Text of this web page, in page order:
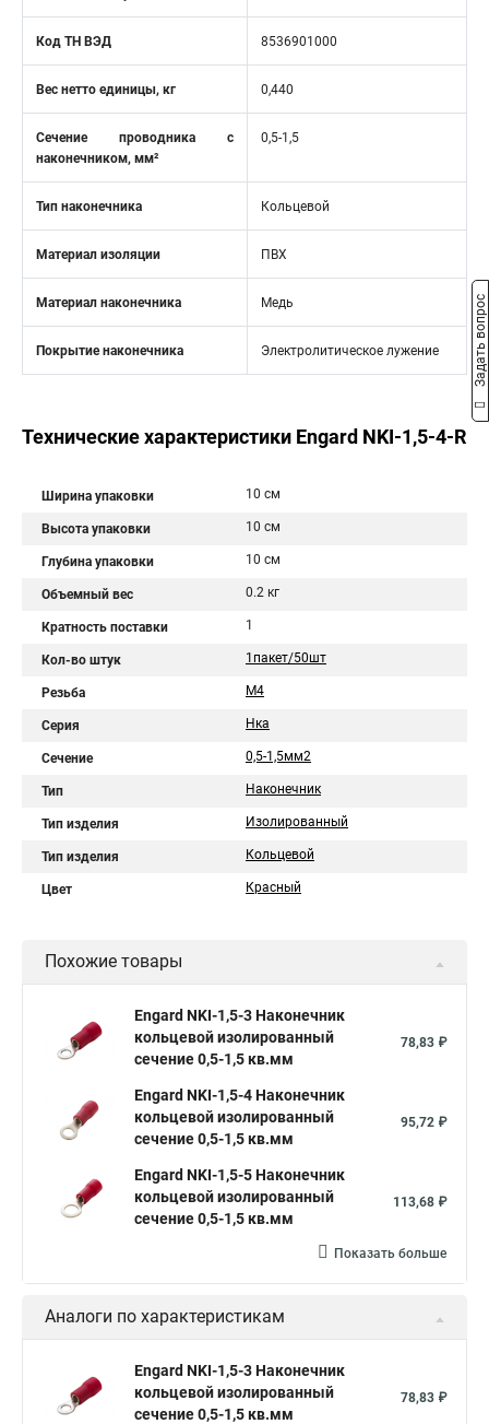
Код ТН ВЭД 8536901000
Вес нетто единицы, кг 0,440
Сечение проводника с
наконечником, мм²
0,5-1,5
Тип наконечника Кольцевой
Материал изоляции ПВХ
Материал наконечника Медь
Покрытие наконечника Электролитическое лужение
Технические характеристики Engard NKI-1,5-4-R
Ширина упаковки 10 см
Высота упаковки 10 см
Глубина упаковки 10 см
Объемный вес 0.2 кг
Кратность поставки 1
Кол-во штук 1пакет/50шт
Резьба М4
Серия Нка
Сечение 0,5-1,5мм2
Тип Наконечник
Тип изделия Изолированный
Тип изделия Кольцевой
Цвет Красный
Похожие товары
Engard NKI-1,5-3 Наконечник
кольцевой изолированный
сечение 0,5-1,5 кв.мм
78,83 ₽
Engard NKI-1,5-4 Наконечник
кольцевой изолированный
сечение 0,5-1,5 кв.мм
95,72 ₽
Engard NKI-1,5-5 Наконечник
кольцевой изолированный
сечение 0,5-1,5 кв.мм
113,68 ₽
Показать больше
Аналоги по характеристикам
Engard NKI-1,5-3 Наконечник
кольцевой изолированный
сечение 0,5-1,5 кв.мм
78,83 ₽
Задать вопрос